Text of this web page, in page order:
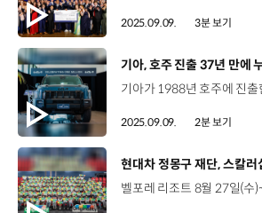
2025.09.09. 3분 보기
[동영상]
기아, 호주 진출 37년 만에
2025.09.09. 2분 보기
[동영상]
현대차 정몽구 재단, 스칼